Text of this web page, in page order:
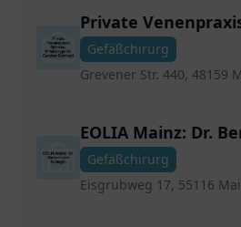
Private
Phlebologe Dr.
Gefäßchirurg
Grevener Str. 440, 48159
EOLIA Mainz: Dr.
Kollegen
Gefäßchirurg
Eisgrubweg 17, 55116